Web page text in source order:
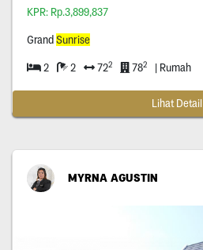
KPR: Rp.3,899,837
Grand Sunrise
2 2 722 782 | Rumah
Lihat Detail
MYRNA AGUSTIN